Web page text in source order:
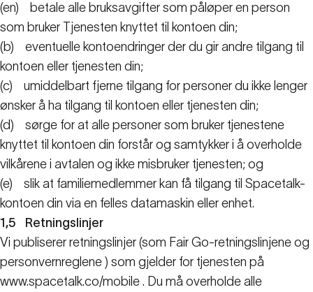
(en)
betale alle bruksavgifter som påløper en person
som bruker Tjenesten knyttet til kontoen din;
(b)
eventuelle kontoendringer der du gir andre tilgang til
kontoen eller tjenesten din;
(c)
umiddelbart fjerne tilgang for personer du ikke lenger
ønsker å ha tilgang til kontoen eller tjenesten din;
(d)
sørge for at alle personer som bruker tjenestene
knyttet til kontoen din forstår og samtykker i å overholde
vilkårene i avtalen og ikke misbruker tjenesten; og
(e)
slik at familiemedlemmer kan få tilgang til Spacetalk-
kontoen din via en felles datamaskin eller enhet.
1,5
Retningslinjer
Vi publiserer retningslinjer (som Fair Go-retningslinjene og
personvernreglene ) som gjelder for tjenesten på
www.spacetalk.co/mobile . Du må overholde alle